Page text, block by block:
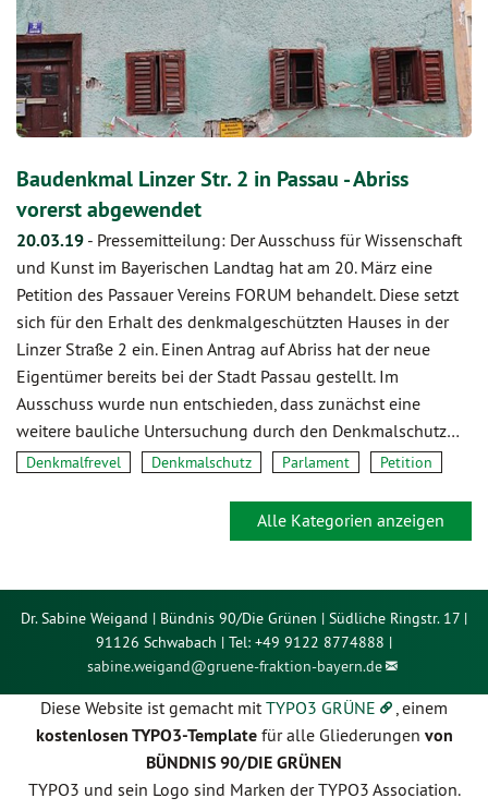
Baudenkmal Linzer Str. 2 in Passau - Abriss
vorerst abgewendet
20.03.19 - Pressemitteilung: Der Ausschuss für Wissenschaft
und Kunst im Bayerischen Landtag hat am 20. März eine
Petition des Passauer Vereins FORUM behandelt. Diese setzt
sich für den Erhalt des denkmalgeschützten Hauses in der
Linzer Straße 2 ein. Einen Antrag auf Abriss hat der neue
Eigentümer bereits bei der Stadt Passau gestellt. Im
Ausschuss wurde nun entschieden, dass zunächst eine
weitere bauliche Untersuchung durch den Denkmalschutz…
Denkmalfrevel Denkmalschutz Parlament Petition
Alle Kategorien anzeigen
Dr. Sabine Weigand | Bündnis 90/Die Grünen | Südliche Ringstr. 17 |
91126 Schwabach | Tel: +49 9122 8774888 |
sabine.weigand@gruene-fraktion-bayern.de
Diese Website ist gemacht mitTYPO3 GRÜNE , einem
kostenlosen TYPO3-Templatefür alle Gliederungen von
BÜNDNIS 90/DIE GRÜNEN
TYPO3 und sein Logo sind Marken der TYPO3 Association.